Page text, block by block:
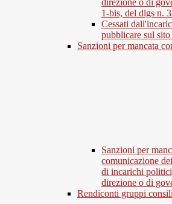
direzione o di
1-bis, del dlgs n.
Cessati
pubblicare sul
Sanzioni per mancata
Sanzioni per
comunicazione
di incarichi
direzione o di
Rendiconti gruppi